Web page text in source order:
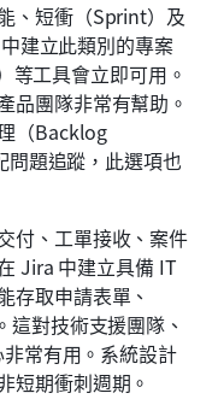
、短衝（Sprint）及
建立此類別的專案
等工具會立即可用。
品團隊非常有幫助。
（Backlog
題追蹤，此選項也
付、工單接收、案件
Jira 中建立具備 IT
存取申請表單、
這對技術支援團隊、
常有用。系統設計
短期衝刺週期。